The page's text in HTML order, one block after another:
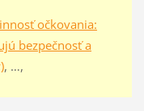
očkovania:
bezpečnosť a
, …,